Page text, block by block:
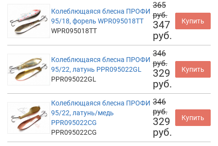
Колеблющаяся блесна ПРОФИ
95/18, форель WPR095018TT
WPR095018TT
365
руб.
347
руб.
Купить
Колеблющаяся блесна ПРОФИ
95/22, латунь PPR095022GL
PPR095022GL
346
руб.
329
руб.
Купить
Колеблющаяся блесна ПРОФИ
95/22, латунь/медь
PPR095022CG
PPR095022CG
346
руб.
329
руб.
Купить